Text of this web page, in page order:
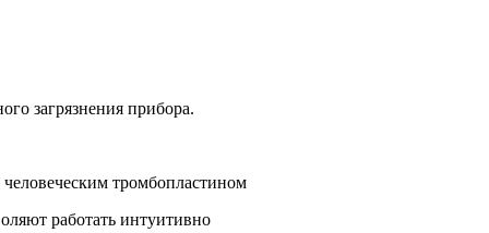
загрязнения прибора.
тромбопластином
работать интуитивно